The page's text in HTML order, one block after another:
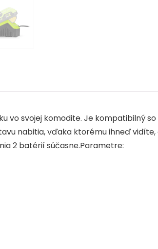
svojej komodite. Je kompatibilný so
nabitia, vďaka ktorému ihneď
2 batérií súčasne.Parametre: